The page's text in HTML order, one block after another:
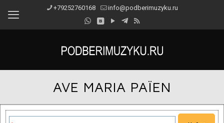
+79252760168 info@podberimuzyku.ru
AVE MARIA PAÏEN